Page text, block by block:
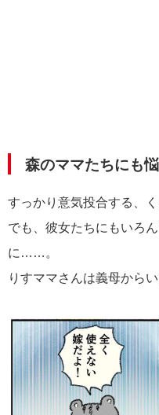
森のママたちにも
すっかり意気投合する、
でも、彼女たちにもいろ
に……。
りすママさんは義母からい